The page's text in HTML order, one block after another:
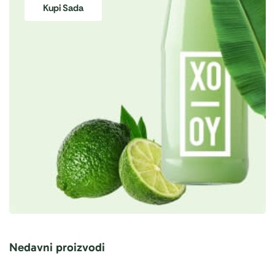
Kupi Sada
Nedavni proizvodi